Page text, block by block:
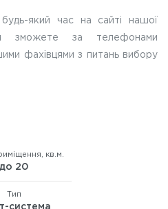
який час на сайті нашої
зможете за телефонами
фахівцями з питань вибору
кв.м.
до 20
Тип
система